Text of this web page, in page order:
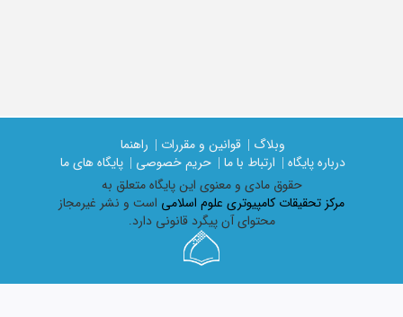
وبلاگ | قوانین و مقررات |
راهنما
درباره پایگاه |
ارتباط با ما | حریم خصوصی |
پایگاه های ما
حقوق مادی و معنوی اين پايگاه متعلق به
مرکز تحقیقات کامپیوتری علوم اسلامی است و نشر غیرمجاز
محتوای آن پیگرد قانونی دارد.